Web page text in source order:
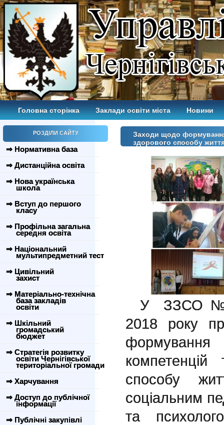
Головна сторінка Заклади освіти міста Новини
РОЗДІЛИ САЙТУ
⇒ Нормативна база
⇒ Дистанційна освіта
⇒ Нова українська
школа
⇒ Вступ до першого
класу
⇒ Профільна загальна
середня освіта
⇒ Національний
мультипредметний тест
⇒ Цивільний
захист
⇒ Матеріально-технічна
база закладів
освіти
⇒ Шкільний
громадський
бюджет
⇒ Стратегія розвитку
освіти Чернігівської
територіальної громади
⇒ Харчування
⇒ Доступ до публічної
інформації
⇒ Публічні закупівлі
Заходи щодо
здорового способу
У ЗЗСО
2018 року
способу
соціальним
та